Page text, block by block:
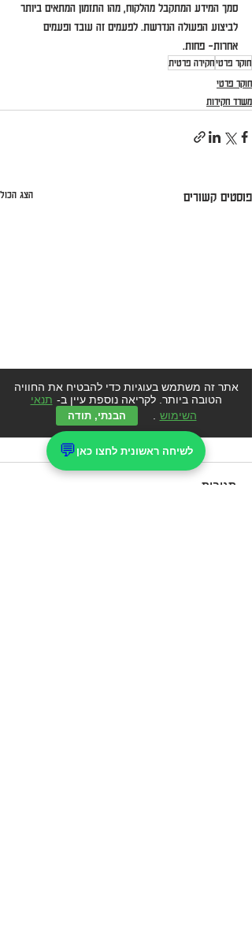
סמך המידע המתקבל מהלקוח, מהו התזמון המתאים ביותר
לביצוע הפעולה הנדרשת. לפעמים זה עובד ופעמים
אחרות- פחות.
חוקר פרטיחקירה פרטית
חוקר פרטי
משרד חקירות
פוסטים קשורים הצג הכול
תגובות
אתר זה משתמש בעוגיות כדי להבטיח את החוויה
הטובה ביותר. לקריאה נוספת עיין ב- תנאי
השימוש
הבנתי, תודה
💬 לשיחה ראשונית לחצו כאן